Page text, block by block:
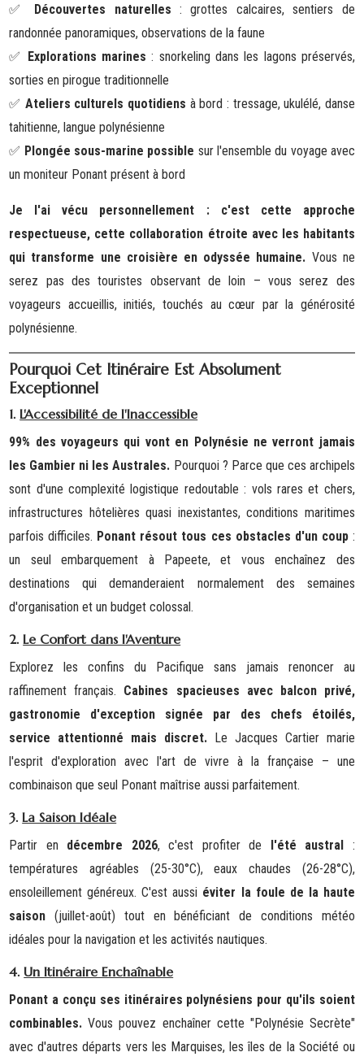
✅ Découvertes naturelles : grottes calcaires, sentiers de
randonnée panoramiques, observations de la faune
✅ Explorations marines : snorkeling dans les lagons préservés,
sorties en pirogue traditionnelle
✅ Ateliers culturels quotidiens à bord : tressage, ukulélé, danse
tahitienne, langue polynésienne
✅ Plongée sous-marine possible sur l'ensemble du voyage avec
un moniteur Ponant présent à bord
Je l'ai vécu personnellement : c'est cette approche
respectueuse, cette collaboration étroite avec les habitants
qui transforme une croisière en odyssée humaine. Vous ne
serez pas des touristes observant de loin – vous serez des
voyageurs accueillis, initiés, touchés au cœur par la générosité
polynésienne.
Pourquoi Cet Itinéraire Est Absolument
Exceptionnel
1.L'Accessibilité de l'Inaccessible
99% des voyageurs qui vont en Polynésie ne verront jamais
les Gambier ni les Australes. Pourquoi ? Parce que ces archipels
sont d'une complexité logistique redoutable : vols rares et chers,
infrastructures hôtelières quasi inexistantes, conditions maritimes
parfois difficiles. Ponant résout tous ces obstacles d'un coup:
un seul embarquement à Papeete, et vous enchaînez des
destinations qui demanderaient normalement des semaines
d'organisation et un budget colossal.
2.Le Confort dans l'Aventure
Explorez les confins du Pacifique sans jamais renoncer au
raffinement français. Cabines spacieuses avec balcon privé,
gastronomie d'exception signée par des chefs étoilés,
service attentionné mais discret. Le Jacques Cartier marie
l'esprit d'exploration avec l'art de vivre à la française – une
combinaison que seul Ponant maîtrise aussi parfaitement.
3.La Saison Idéale
Partir en décembre 2026, c'est profiter de l'été austral :
températures agréables (25-30°C), eaux chaudes (26-28°C),
ensoleillement généreux. C'est aussi éviter la foule de la haute
saison (juillet-août) tout en bénéficiant de conditions météo
idéales pour la navigation et les activités nautiques.
4.Un Itinéraire Enchaînable
Ponant a conçu ses itinéraires polynésiens pour qu'ils soient
combinables. Vous pouvez enchaîner cette "Polynésie Secrète"
avec d'autres départs vers les Marquises, les îles de la Société ou